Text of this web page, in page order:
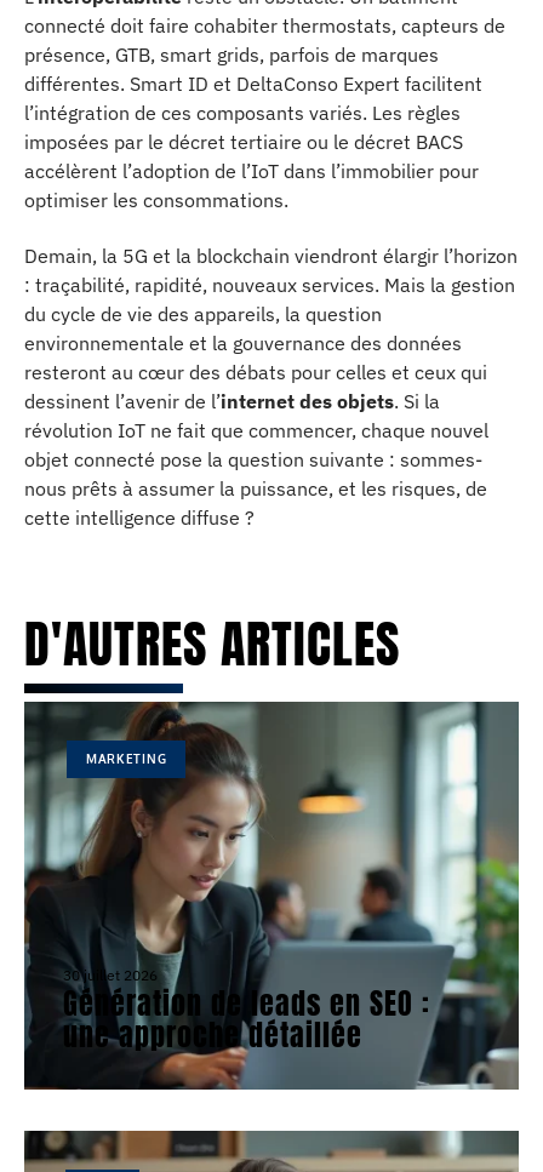
connecté doit faire cohabiter thermostats, capteurs de
présence, GTB, smart grids, parfois de marques
différentes. Smart ID et DeltaConso Expert facilitent
l’intégration de ces composants variés. Les règles
imposées par le décret tertiaire ou le décret BACS
accélèrent l’adoption de l’IoT dans l’immobilier pour
optimiser les consommations.
Demain, la 5G et la blockchain viendront élargir l’horizon
: traçabilité, rapidité, nouveaux services. Mais la gestion
du cycle de vie des appareils, la question
environnementale et la gouvernance des données
resteront au cœur des débats pour celles et ceux qui
dessinent l’avenir de l’internet des objets. Si la
révolution IoT ne fait que commencer, chaque nouvel
objet connecté pose la question suivante : sommes-
nous prêts à assumer la puissance, et les risques, de
cette intelligence diffuse ?
D'AUTRES ARTICLES
MARKETING
30 juillet 2026
Génération de leads en SEO :
une approche détaillée